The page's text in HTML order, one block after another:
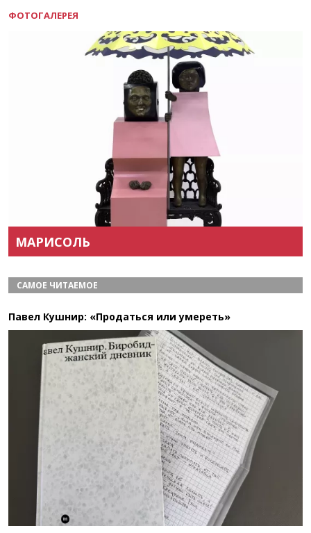
ФОТОГАЛЕРЕЯ
МАРИСОЛЬ
САМОЕ ЧИТАЕМОЕ
Павел Кушнир: «Продаться или умереть»